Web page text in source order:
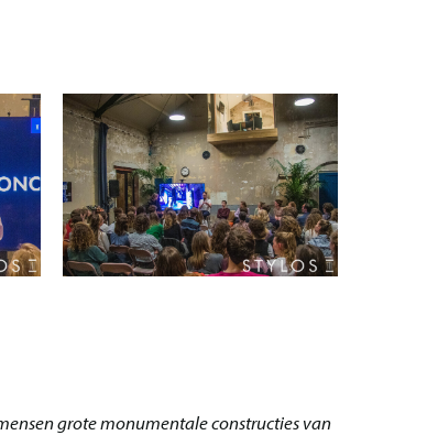
grote monumentale constructies van